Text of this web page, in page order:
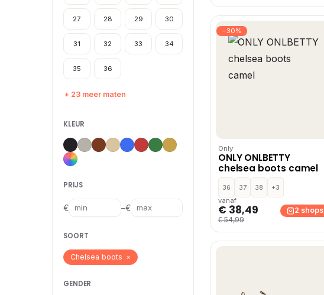
27 28 29 30
31 32 33 34
35 36
+ 23 meer maten
KLEUR
PRIJS
€ –€
SOORT
Chelsea boots ×
GENDER
−30%
Only
ONLY ONLBETTY
chelsea boots camel
36 37 38
+3
vanaf
€ 38,49
€ 54,99
2 shops